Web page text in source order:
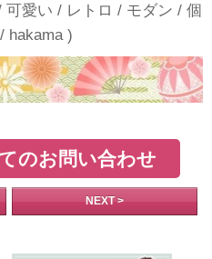
愛い / レトロ / モダン / 個
hakama )
のお問い合わせ
NEXT >